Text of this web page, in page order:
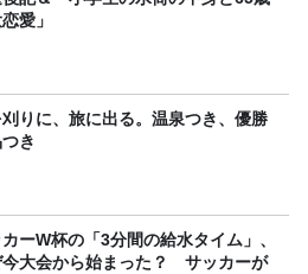
愛」
りに、旅に出る。温泉つき、優勝
き
ーW杯の「3分間の給水タイム」、
今大会から始まった？ サッカーが